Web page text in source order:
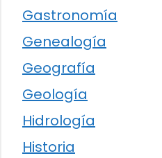
Gastronomía
Genealogía
Geografía
Geología
Hidrología
Historia